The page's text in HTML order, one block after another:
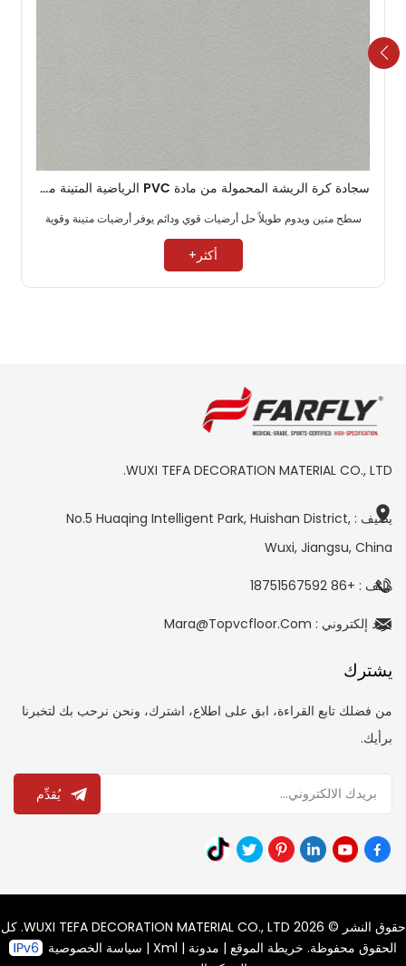
سجادة كرة الريشة المحمولة من مادة PVC الرياضية المتينة مقاس 4.5 مم
سطح متين ويدوم طويلاً حل أرضيات قوي ودائم يوفر أرضيات متينة وقوية ​
أكثر+
WUXI TEFA DECORATION MATERIAL CO., LTD.
يضيف : No.5 Huaqing Intelligent Park, Huishan District,
Wuxi, Jiangsu, China
هاتف : +86 18751567592
بريد إلكتروني : Mara@topvcfloor.com
يشترك
من فضلك تابع القراءة، ابق على اطلاع، اشترك، ونحن نرحب بك لتخبرنا
برأيك.
يُقدِّم
حقوق النشر © 2026 WUXI TEFA DECORATION MATERIAL CO., LTD. كل
الحقوق محفوظة. خريطة الموقع | مدونة |
Xml
| سياسة الخصوصية